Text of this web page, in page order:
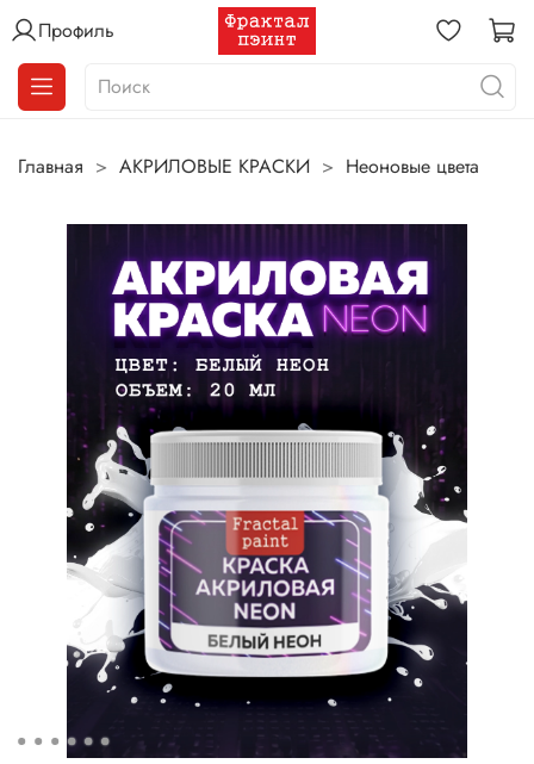
Профиль
Главная АКРИЛОВЫЕ КРАСКИ Неоновые цвета